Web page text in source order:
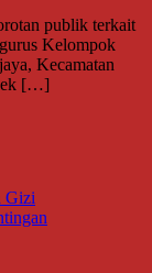
publik terkait
Kelompok
Kecamatan
[…]